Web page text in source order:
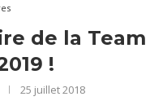
de la Team
!
25 juillet 2018